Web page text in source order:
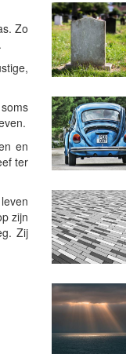
Zo
en
ter
zijn
Zij